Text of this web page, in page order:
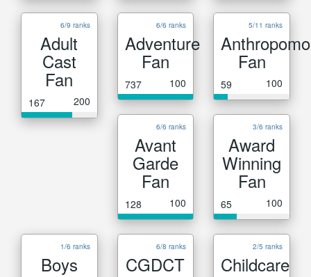
6/9 ranks
Adult
Cast
Fan
167 200
6/6 ranks
Adventure
Fan
737 100
5/11 ranks
Fan
59 100
6/6 ranks
Avant
Garde
Fan
128 100
3/6 ranks
Award
Winning
Fan
65 100
1/6 ranks
Boys
6/8 ranks
CGDCT
2/5 ranks
Childcare